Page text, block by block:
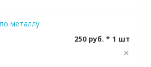
металлу
250 руб. * 1 шт